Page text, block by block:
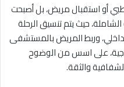
أو استقبال مريض، بل أصبحت
حيث يتم تنسيق الرحلة
وربط المريض بالمستشفى
على اسس من الوضوح
والثقة.